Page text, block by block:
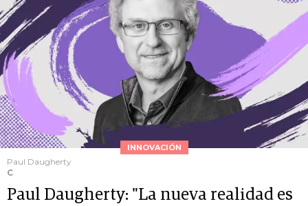
INNOVACIÓN
Paul Daugherty
C
Paul Daugherty: "La nueva realidad es